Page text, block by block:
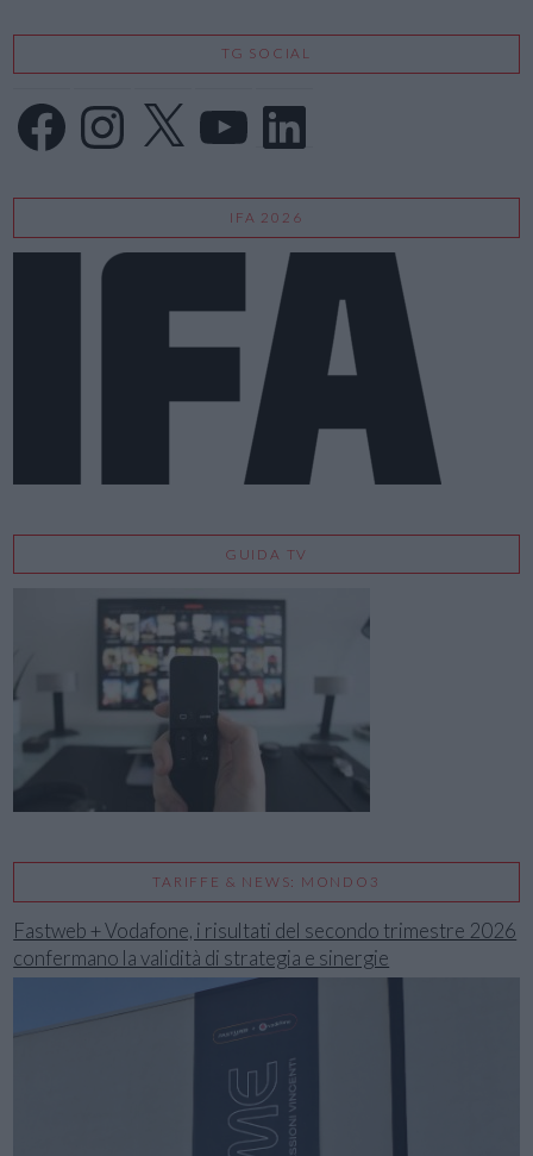
TG SOCIAL
FacebookInstagram
X LinkedIn
IFA 2026
GUIDA TV
TARIFFE & NEWS: MONDO3
Fastweb + Vodafone, i risultati del secondo trimestre 2026
confermano la validità di strategia e sinergie